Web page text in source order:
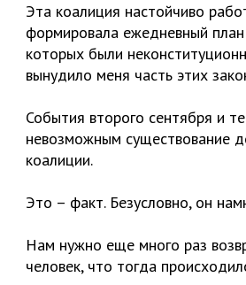
Эта коалиция настойчиво
формировала ежедневный план
которых были
вынудило меня часть этих
События второго сентября и
невозможным существование
коалиции.
Это – факт. Безусловно, он
Нам нужно еще много раз
человек, что тогда